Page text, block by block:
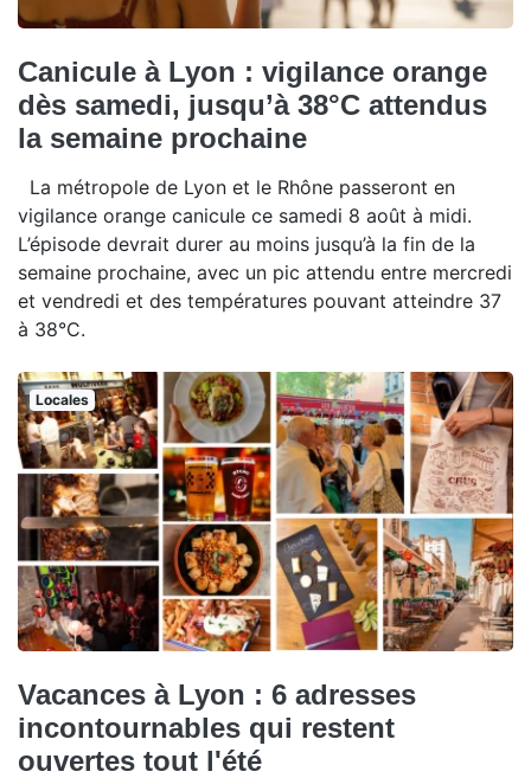
Canicule à Lyon : vigilance orange
dès samedi, jusqu’à 38°C attendus
la semaine prochaine
La métropole de Lyon et le Rhône passeront en
vigilance orange canicule ce samedi 8 août à midi.
L’épisode devrait durer au moins jusqu’à la fin de la
semaine prochaine, avec un pic attendu entre mercredi
et vendredi et des températures pouvant atteindre 37
à 38°C.
Locales
Vacances à Lyon : 6 adresses
incontournables qui restent
ouvertes tout l'été